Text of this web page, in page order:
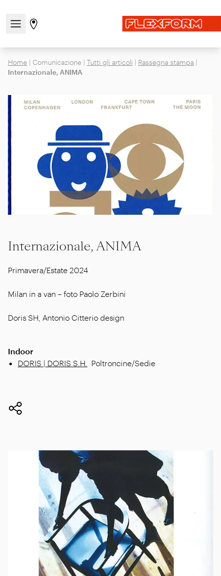
Apri/chiudi il menu di navigazione
Vai alla pagina degli stores
Home | Comunicazione | Tutti gli articoli | Rassegna stampa |
Internazionale, ANIMA
Internazionale, ANIMA
Primavera/Estate 2024
Milan in a van – foto Paolo Zerbini
Doris SH, Antonio Citterio design
Indoor
DORIS | DORIS S.H.
Poltroncine/Sedie